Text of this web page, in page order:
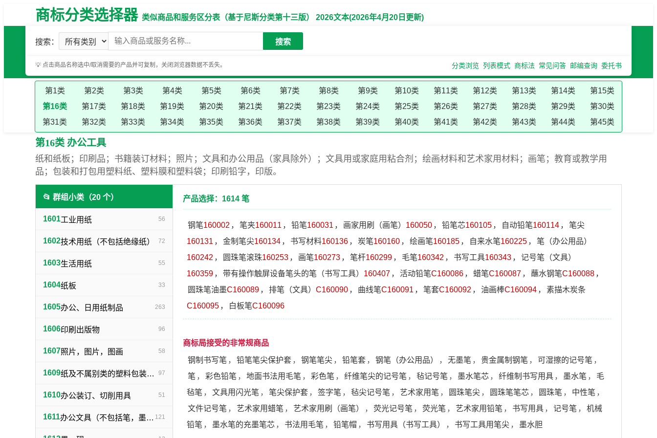
商标分类选择器类似商品和服务区分表（基于尼斯分类第十三版） 2026文本(2026年4月20日更新)
搜索： 搜索
💡 点击商品名称选中/取消需要的产品并可复制，关闭浏览器数据不丢失。 分类浏览 列表模式 商标法 常见问答 邮编查询 委托书
第1类 第2类 第3类 第4类 第5类 第6类 第7类 第8类 第9类 第10类 第11类 第12类 第13类 第14类
第15类
第16类
第17类 第18类 第19类 第20类 第21类 第22类 第23类 第24类 第25类 第26类 第27类 第28类 第29类
第30类
第31类
第32类 第33类 第34类 第35类 第36类 第37类 第38类 第39类 第40类 第41类 第42类 第43类 第44类 第45类
第16类 办公工具
纸和纸板；印刷品；书籍装订材料；照片；文具和办公用品（家具除外）；文具用或家庭用粘合剂；绘画材料和艺术家用材料；画笔；教育或教学用
品；包装和打包用塑料纸、塑料膜和塑料袋；印刷铅字，印版。
📂 群组小类（20 个）
1601工业用纸 56
1602技术用纸（不包括绝缘纸） 72
1603生活用纸 55
1604纸板 33
1605办公、日用纸制品 263
1606印刷出版物 96
1607照片，图片，图画 58
1609 纸及不属别类的塑料包装物品 97
1610办公装订、切削用具 51
1611 办公文具（不包括笔，墨，印，胶水） 121
产品选择：1614 笔
钢笔160002 ， 笔夹160011 ， 铅笔160031 ， 画家用刷（画笔） 160050 ， 铅笔芯160105 ， 自动铅笔160114 ，
笔尖
160131 ， 金制笔尖160134 ， 书写材料160136 ， 炭笔160160 ， 绘画笔160185 ， 自来水笔160225 ，
笔（办公用品）
160242 ， 圆珠笔滚珠160253 ， 画笔160273 ， 笔杆160299 ， 毛笔160342 ， 书写工具160343 ，
记号笔（文具）
160359 ， 带有操作触屏设备笔头的笔（书写工具） 160407 ， 活动铅笔C160086 ， 蜡笔C160087 ， 蘸水钢笔C160088 ，
圆珠笔油墨C160089 ， 排笔（文具） C160090 ， 曲线笔C160091 ， 笔套C160092 ， 油画棒C160094 ，
素描木炭条
C160095 ， 白板笔C160096
商标局接受的非常规商品
钢制书写笔 ， 铅笔笔尖保护套 ， 钢笔笔尖 ， 铅笔套 ， 钢笔（办公用品） ， 无墨笔 ， 贵金属制钢笔 ， 可湿擦的记号笔 ，
笔 ， 彩色铅笔 ， 地面书法用毛笔 ， 彩色笔 ， 纤维笔尖的记号笔 ， 毡记号笔 ， 墨水笔芯 ， 纤维制书写用具 ， 墨水笔 ，
毛
毡笔 ， 文具用闪光笔 ， 笔尖保护套 ， 签字笔 ， 毡尖记号笔 ， 艺术家用笔 ， 圆珠笔尖 ， 圆珠笔笔芯 ， 圆珠笔 ， 中性笔 ，
文件记号笔 ， 艺术家用蜡笔 ， 艺术家用刷（画笔） ， 荧光记号笔 ， 荧光笔 ， 艺术家用铅笔 ， 书写用具 ， 记号笔 ，
机械
铅笔 ， 墨水笔的充墨笔芯 ， 书法用毛笔 ， 铅笔帽 ， 书写用具（书写工具） ， 书写工具用笔尖 ， 墨水胆